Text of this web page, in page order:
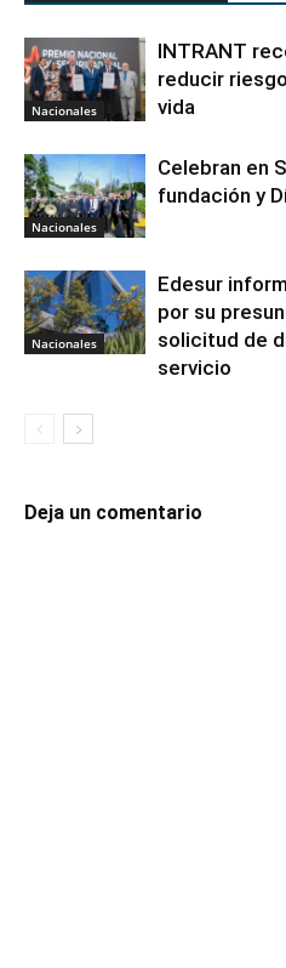
Nacionales
INTRANT
reducir
vida
Nacionales
Celebran en
fundación y
Nacionales
Edesur
por su
solicitud de
servicio
Deja un comentario